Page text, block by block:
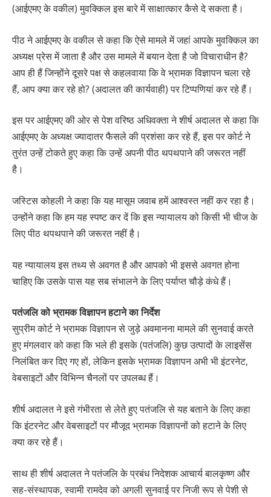
(आईएमए के वकील) मुवक्किल इस बारे में साक्षात्कार कैसे दे सकता है।
पीठ ने आईएमए के वकील से कहा कि ऐसे मामले में जहां आपके मुवक्किल का
अध्यक्ष प्रेस में जाता है और उस मामले में बयान देता है जो विचाराधीन है?
आप ही हैं जिन्होंने दूसरे पक्ष से कहलवाया कि वे भ्रामक विज्ञापन चला रहे
हैं, आप क्या कर रहे हो? (अदालत की कार्यवाही) पर टिप्पणियां कर रहे हैं।
इस पर आईएमए की ओर से पेश वरिष्ठ अधिवक्ता ने शीर्ष अदालत से कहा कि
आईएमए के अध्यक्ष ज्यादातर फैसले की प्रशंसा कर रहे हैं, इस पर कोर्ट ने
तुरंत उन्हें टोकते हुए कहा कि उन्हें अपनी पीठ थपथपाने की जरूरत नहीं
है।
जस्टिस कोहली ने कहा कि यह मासूम जवाब हमें आश्वस्त नहीं कर रहा है।
उन्होंने कहा कि हम यह स्पष्ट कर दें कि इस न्यायालय को किसी भी चीज के
लिए पीठ थपथपाने की जरूरत नहीं है।
यह न्यायालय इस तथ्य से अवगत है और आपको भी इससे अवगत होना
चाहिए कि उसके पास यह सब संभालने के लिए पर्याप्त चौड़े कंधे हैं।
पतंजलि को भ्रामक विज्ञापन हटाने का निर्देश
सुप्रीम कोर्ट ने भ्रामक विज्ञापन से जुड़े अवमानना मामले की सुनवाई करते
हुए मंगलवार को कहा कि भले ही इसके (पतंजलि) कुछ उत्पादों के लाइसेंस
निलंबित कर दिए गए हों, लेकिन इसके भ्रामक विज्ञापन अभी भी इंटरनेट,
वेबसाइटों और विभिन्न चैनलों पर उपलब्ध हैं।
शीर्ष अदालत ने इसे गंभीरता से लेते हुए पतंजलि से यह बताने के लिए कहा
कि इंटरनेट और वेबसाइटों पर मौजूद भ्रामक विज्ञापनों को हटाने के लिए
क्या कर रहे हैं।
साथ ही शीर्ष अदालत ने पतंजलि के प्रबंध निदेशक आचार्य बालकृष्ण और
सह-संस्थापक, स्वामी रामदेव को अगली सुनवाई पर निजी रूप से पेशी से